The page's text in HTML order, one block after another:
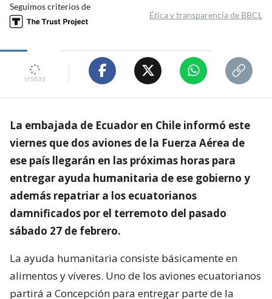
Seguimos criterios de
Ética y transparencia de BBCL
visitas
La embajada de Ecuador en Chile informó este
viernes que dos aviones de la Fuerza Aérea de
ese país llegarán en las próximas horas para
entregar ayuda humanitaria de ese gobierno y
además repatriar a los ecuatorianos
damnificados por el terremoto del pasado
sábado 27 de febrero.
La ayuda humanitaria consiste básicamente en
alimentos y víveres. Uno de los aviones ecuatorianos
partirá a Concepción para entregar parte de la